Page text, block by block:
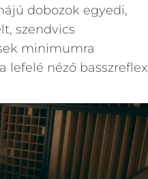
dobozok egyedi,
szendvics
minimumra
lefelé néző basszreflex